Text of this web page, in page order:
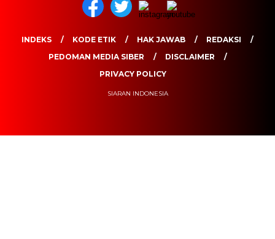
INDEKS KODE ETIK HAK JAWAB
REDAKSI
PEDOMAN MEDIA SIBER
DISCLAIMER
PRIVACY POLICY
SIARAN INDONESIA